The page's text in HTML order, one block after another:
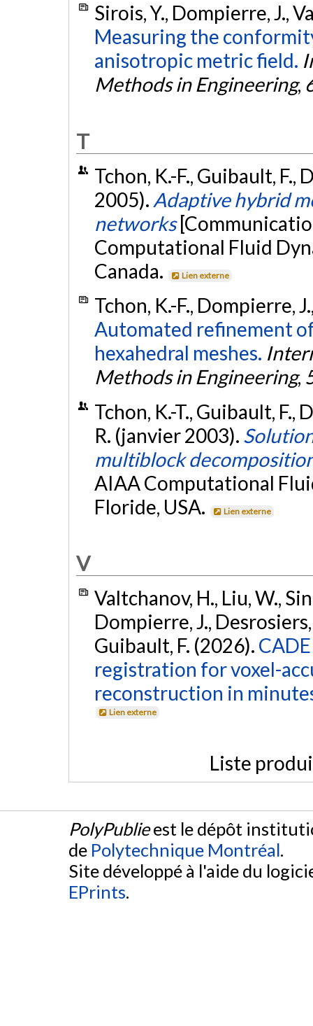
Sirois, Y., Dompierre, J.,
Measuring the
anisotropic metric field.
Methods in Engineering,
T
Tchon, K.-F., Guibault, F.,
2005). Adaptive hybrid
networks
Computational Fluid
Canada.
Lien externe
Tchon, K.-F., Dompierre,
Automated refinement
hexahedral meshes.
Methods in Engineering,
Tchon, K.-T., Guibault, F.,
R. (janvier 2003).
multiblock
AIAA Computational
Floride, USA.
Lien externe
V
Valtchanov, H., Liu, W.,
Dompierre, J.,
Guibault, F. (2026).
registration for voxel-
reconstruction in
Lien externe
Liste
PolyPublieest le dépôt
de Polytechnique Montréal.
Site développé à l'aide du
EPrints.